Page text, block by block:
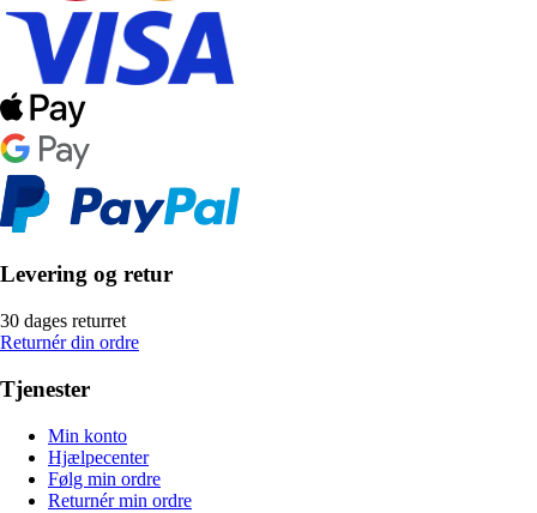
Levering og retur
30 dages returret
Returnér din ordre
Tjenester
Min konto
Hjælpecenter
Følg min ordre
Returnér min ordre